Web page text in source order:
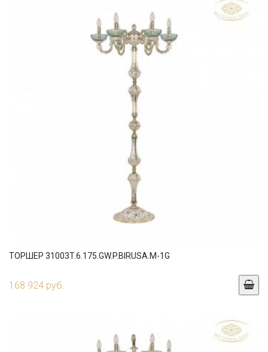
ТОРШЕР 31003T.6.175.GW.P.BIRUSA.M-1G
168 924 руб.